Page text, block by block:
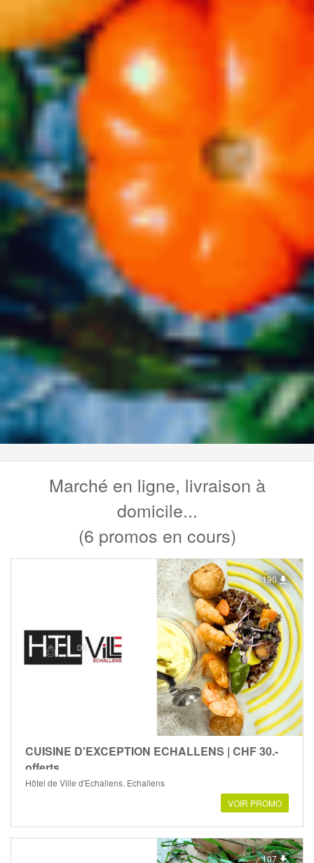
Marché en ligne, livraison à
domicile...
(6 promos en cours)
190
CUISINE D'EXCEPTION ECHALLENS | CHF 30.-
offerts
Hôtel de Ville d'Echallens, Echallens
VOIR PROMO
107